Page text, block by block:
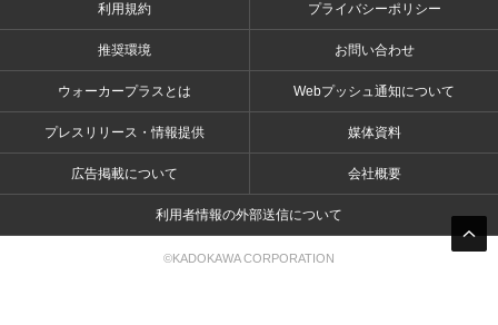
利用規約 プライバシーポリシー
推奨環境 お問い合わせ
ウォーカープラスとは Webプッシュ通知について
プレスリリース・情報提供 媒体資料
広告掲載について 会社概要
利用者情報の外部送信について
©KADOKAWA CORPORATION